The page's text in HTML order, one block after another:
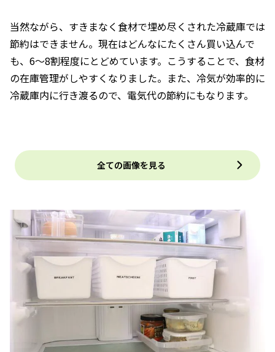
当然ながら、すきまなく食材で埋め尽くされた冷蔵庫では
節約はできません。現在はどんなにたくさん買い込んで
も、6～8割程度にとどめています。こうすることで、食材
の在庫管理がしやすくなりました。また、冷気が効率的に
冷蔵庫内に行き渡るので、電気代の節約にもなります。
全ての画像を見る